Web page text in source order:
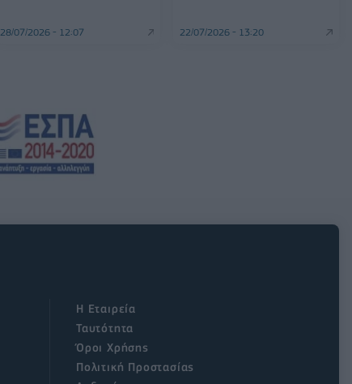
28/07/2026 - 12:07 22/07/2026 - 13:20
Η Εταιρεία
Ταυτότητα
Όροι Χρήσης
Πολιτική Προστασίας